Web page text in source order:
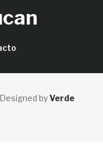
Designed byVerde